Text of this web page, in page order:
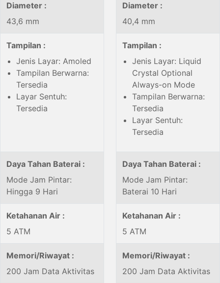
Diameter :
43,6 mm
Diameter :
40,4 mm
Tampilan :
Jenis Layar: Amoled
Tampilan Berwarna:
Tersedia
Layar Sentuh:
Tersedia
Tampilan :
Jenis Layar: Liquid
Crystal Optional
Always-on Mode
Tampilan Berwarna:
Tersedia
Layar Sentuh:
Tersedia
Daya Tahan Baterai :
Mode Jam Pintar:
Hingga 9 Hari
Daya Tahan Baterai :
Mode Jam Pintar:
Baterai 10 Hari
Ketahanan Air :
5 ATM
Ketahanan Air :
5 ATM
Memori/Riwayat :
200 Jam Data Aktivitas
Memori/Riwayat :
200 Jam Data Aktivitas